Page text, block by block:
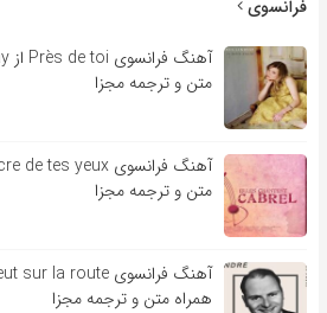
فرانسوی
متن و ترجمه مجزا
متن و ترجمه مجزا
همراه متن و ترجمه مجزا